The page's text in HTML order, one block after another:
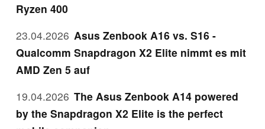
Ryzen 400
23.04.2026 Asus Zenbook A16 vs. S16 -
Qualcomm Snapdragon X2 Elite nimmt es mit
AMD Zen 5 auf
19.04.2026 The Asus Zenbook A14 powered
by the Snapdragon X2 Elite is the perfect